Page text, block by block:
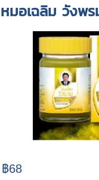
หมอเฉลิม วังพ
฿68